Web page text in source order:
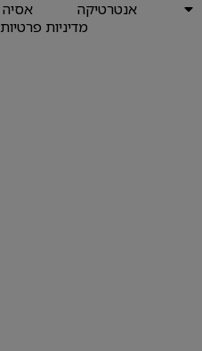
אנטרטיקה אסיה
מדיניות פרטיות